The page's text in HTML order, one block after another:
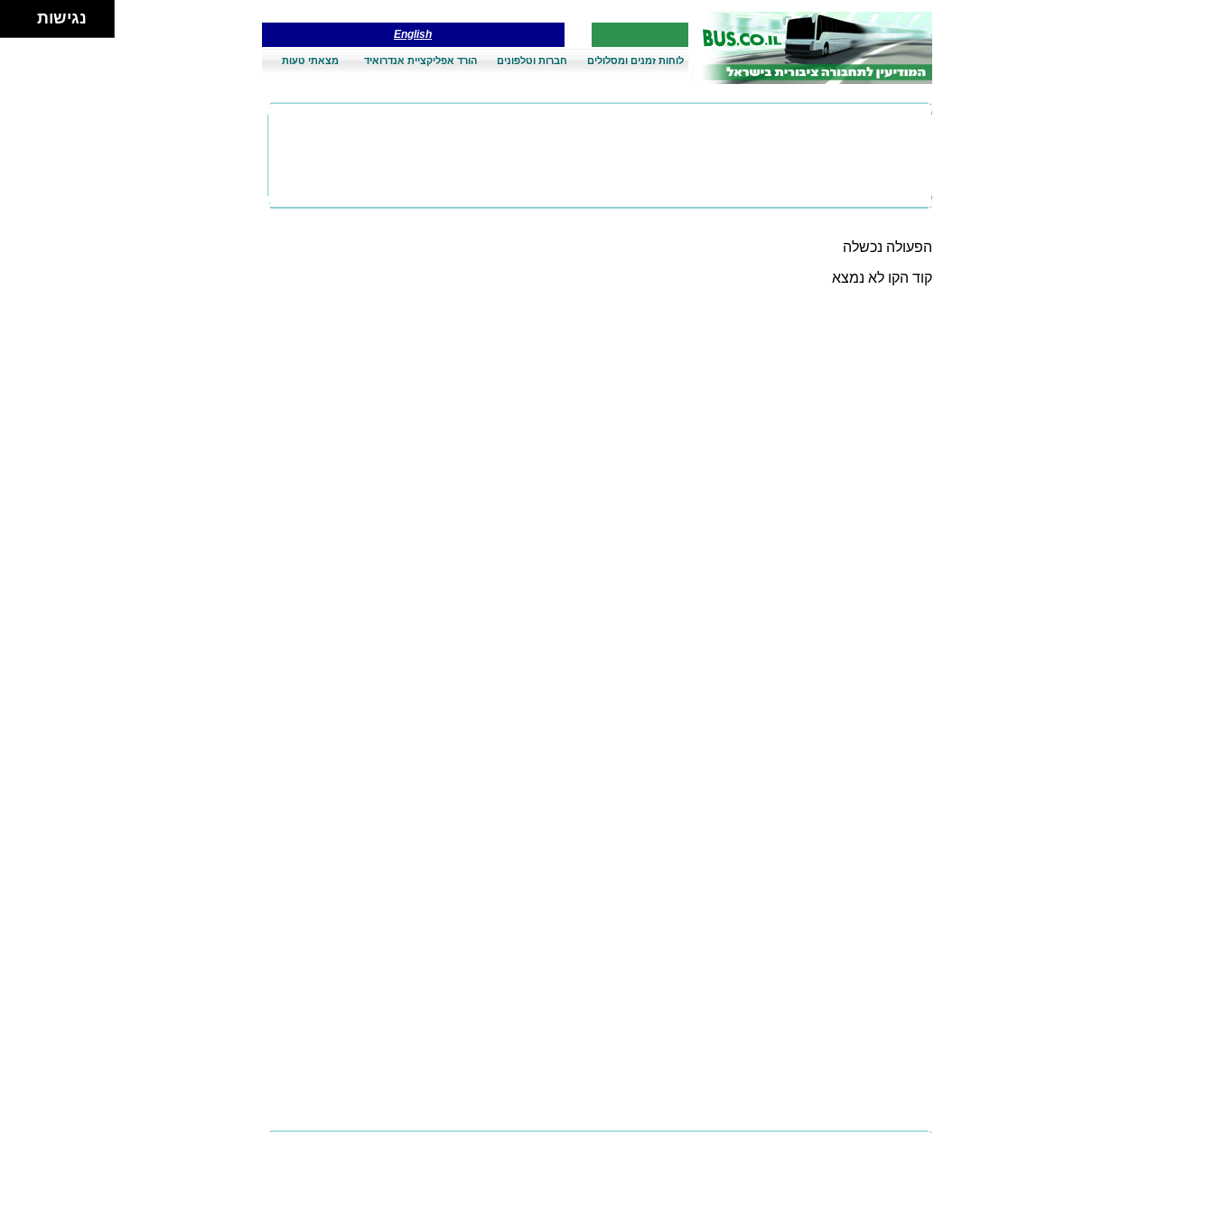
English
לוחות זמנים ומסלולים חברות וטלפונים הורד אפליקציית אנדרואיד מצאתי טעות
הפעולה נכשלה
קוד הקו לא נמצא
נגישות